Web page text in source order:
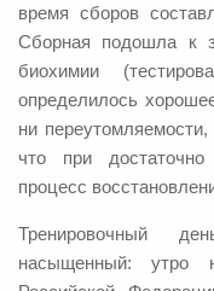
время сборов
Сборная подошла к
биохимии
определилось
ни переутомляемости,
что при
процесс
Тренировочный
насыщенный: утро